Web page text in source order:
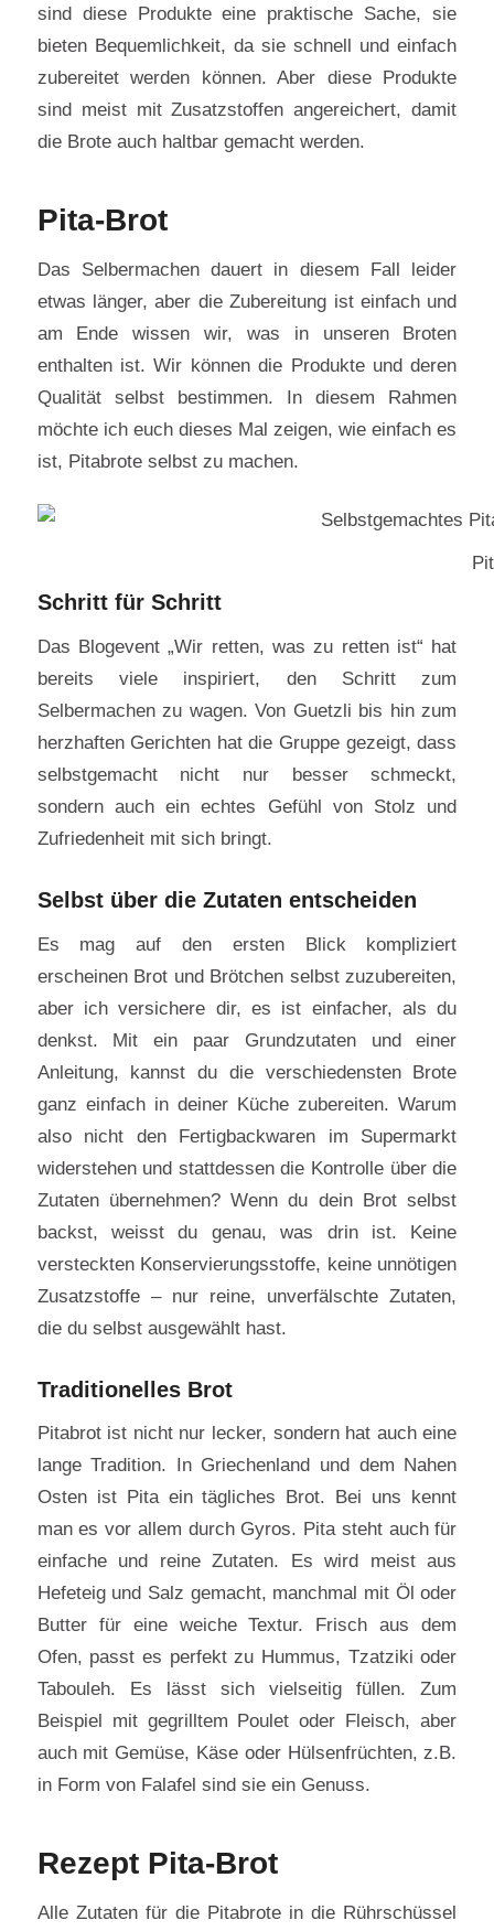
sind diese Produkte eine praktische Sache, sie
bieten Bequemlichkeit, da sie schnell und einfach
zubereitet werden können. Aber diese Produkte
sind meist mit Zusatzstoffen angereichert, damit
die Brote auch haltbar gemacht werden.
Pita-Brot
Das Selbermachen dauert in diesem Fall leider
etwas länger, aber die Zubereitung ist einfach und
am Ende wissen wir, was in unseren Broten
enthalten ist. Wir können die Produkte und deren
Qualität selbst bestimmen. In diesem Rahmen
möchte ich euch dieses Mal zeigen, wie einfach es
ist, Pitabrote selbst zu machen.
Schritt für Schritt
Das Blogevent „Wir retten, was zu retten ist“ hat
bereits viele inspiriert, den Schritt zum
Selbermachen zu wagen. Von Guetzli bis hin zum
herzhaften Gerichten hat die Gruppe gezeigt, dass
selbstgemacht nicht nur besser schmeckt,
sondern auch ein echtes Gefühl von Stolz und
Zufriedenheit mit sich bringt.
Selbst über die Zutaten entscheiden
Es mag auf den ersten Blick kompliziert
erscheinen Brot und Brötchen selbst zuzubereiten,
aber ich versichere dir, es ist einfacher, als du
denkst. Mit ein paar Grundzutaten und einer
Anleitung, kannst du die verschiedensten Brote
ganz einfach in deiner Küche zubereiten. Warum
also nicht den Fertigbackwaren im Supermarkt
widerstehen und stattdessen die Kontrolle über die
Zutaten übernehmen? Wenn du dein Brot selbst
backst, weisst du genau, was drin ist. Keine
versteckten Konservierungsstoffe, keine unnötigen
Zusatzstoffe – nur reine, unverfälschte Zutaten,
die du selbst ausgewählt hast.
Traditionelles Brot
Pitabrot ist nicht nur lecker, sondern hat auch eine
lange Tradition. In Griechenland und dem Nahen
Osten ist Pita ein tägliches Brot. Bei uns kennt
man es vor allem durch Gyros. Pita steht auch für
einfache und reine Zutaten. Es wird meist aus
Hefeteig und Salz gemacht, manchmal mit Öl oder
Butter für eine weiche Textur. Frisch aus dem
Ofen, passt es perfekt zu Hummus, Tzatziki oder
Tabouleh. Es lässt sich vielseitig füllen. Zum
Beispiel mit gegrilltem Poulet oder Fleisch, aber
auch mit Gemüse, Käse oder Hülsenfrüchten, z.B.
in Form von Falafel sind sie ein Genuss.
Rezept Pita-Brot
Alle Zutaten für die Pitabrote in die Rührschüssel